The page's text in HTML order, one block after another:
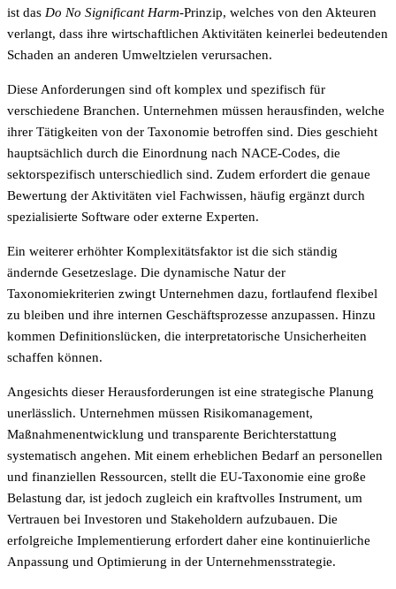
ist das Do No Significant Harm-Prinzip, welches von den Akteuren
verlangt, dass ihre wirtschaftlichen Aktivitäten keinerlei bedeutenden
Schaden an anderen Umweltzielen verursachen.
Diese Anforderungen sind oft komplex und spezifisch für
verschiedene Branchen. Unternehmen müssen herausfinden, welche
ihrer Tätigkeiten von der Taxonomie betroffen sind. Dies geschieht
hauptsächlich durch die Einordnung nach NACE-Codes, die
sektorspezifisch unterschiedlich sind. Zudem erfordert die genaue
Bewertung der Aktivitäten viel Fachwissen, häufig ergänzt durch
spezialisierte Software oder externe Experten.
Ein weiterer erhöhter Komplexitätsfaktor ist die sich ständig
ändernde Gesetzeslage. Die dynamische Natur der
Taxonomiekriterien zwingt Unternehmen dazu, fortlaufend flexibel
zu bleiben und ihre internen Geschäftsprozesse anzupassen. Hinzu
kommen Definitionslücken, die interpretatorische Unsicherheiten
schaffen können.
Angesichts dieser Herausforderungen ist eine strategische Planung
unerlässlich. Unternehmen müssen Risikomanagement,
Maßnahmenentwicklung und transparente Berichterstattung
systematisch angehen. Mit einem erheblichen Bedarf an personellen
und finanziellen Ressourcen, stellt die EU-Taxonomie eine große
Belastung dar, ist jedoch zugleich ein kraftvolles Instrument, um
Vertrauen bei Investoren und Stakeholdern aufzubauen. Die
erfolgreiche Implementierung erfordert daher eine kontinuierliche
Anpassung und Optimierung in der Unternehmensstrategie.